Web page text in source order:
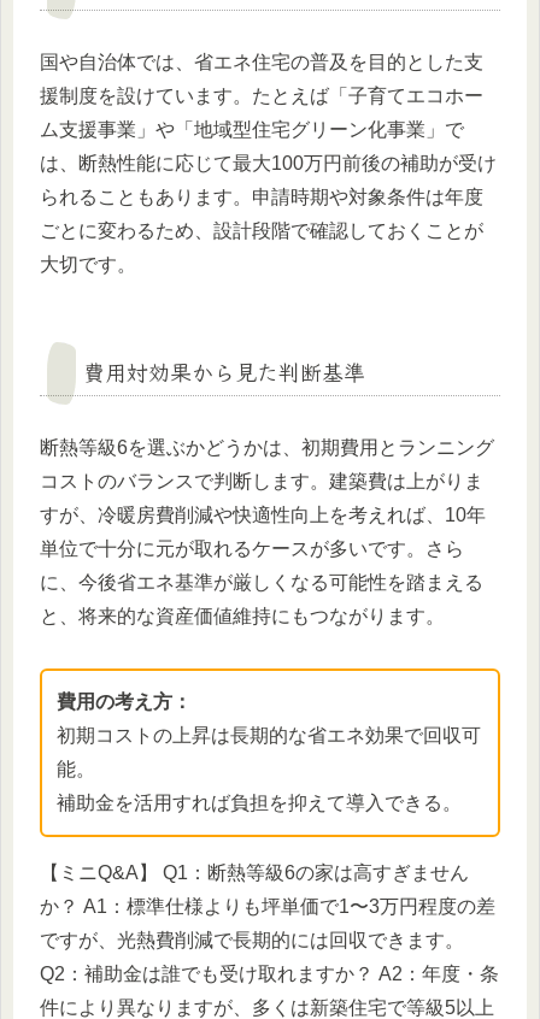
国や自治体では、省エネ住宅の普及を目的とした支
援制度を設けています。たとえば「子育てエコホー
ム支援事業」や「地域型住宅グリーン化事業」で
は、断熱性能に応じて最大100万円前後の補助が受け
られることもあります。申請時期や対象条件は年度
ごとに変わるため、設計段階で確認しておくことが
大切です。
費用対効果から見た判断基準
断熱等級6を選ぶかどうかは、初期費用とランニング
コストのバランスで判断します。建築費は上がりま
すが、冷暖房費削減や快適性向上を考えれば、10年
単位で十分に元が取れるケースが多いです。さら
に、今後省エネ基準が厳しくなる可能性を踏まえる
と、将来的な資産価値維持にもつながります。
費用の考え方：
初期コストの上昇は長期的な省エネ効果で回収可
能。
補助金を活用すれば負担を抑えて導入できる。
【ミニQ&A】 Q1：断熱等級6の家は高すぎません
か？ A1：標準仕様よりも坪単価で1〜3万円程度の差
ですが、光熱費削減で長期的には回収できます。
Q2：補助金は誰でも受け取れますか？ A2：年度・条
件により異なりますが、多くは新築住宅で等級5以上